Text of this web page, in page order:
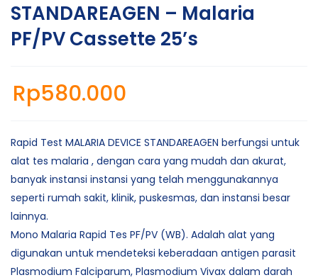
STANDAREAGEN – Malaria
PF/PV Cassette 25’s
Rp580.000
Rapid Test MALARIA DEVICE STANDAREAGEN berfungsi untuk
alat tes malaria , dengan cara yang mudah dan akurat,
banyak instansi instansi yang telah menggunakannya
seperti rumah sakit, klinik, puskesmas, dan instansi besar
lainnya.
Mono Malaria Rapid Tes PF/PV (WB). Adalah alat yang
digunakan untuk mendeteksi keberadaan antigen parasit
Plasmodium Falciparum, Plasmodium Vivax dalam darah